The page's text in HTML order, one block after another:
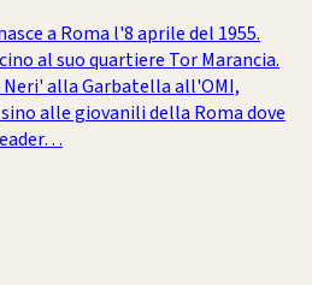
a Roma l'8 aprile del 1955.
al suo quartiere Tor Marancia.
alla Garbatella all'OMI,
alle giovanili della Roma dove